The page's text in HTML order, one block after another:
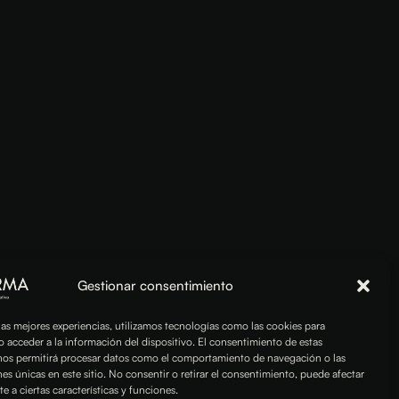
Gestionar consentimiento
mejores experiencias, utilizamos tecnologías como las cookies para
acceder a la información del dispositivo. El consentimiento de estas
permitirá procesar datos como el comportamiento de navegación o las
únicas en este sitio. No consentir o retirar el consentimiento, puede afectar
a ciertas características y funciones.